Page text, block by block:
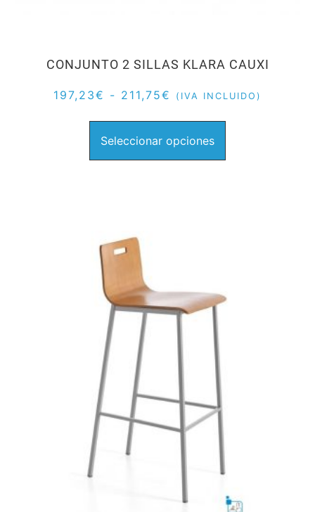
CONJUNTO 2 SILLAS KLARA CAUXI
197,23€ - 211,75€ (IVA INCLUIDO)
Seleccionar opciones